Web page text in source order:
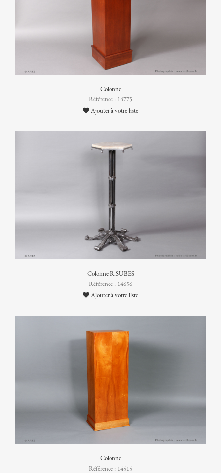
Colonne
Référence : 14775
Ajouter à votre liste
Colonne R.SUBES
Référence : 14656
Ajouter à votre liste
Colonne
Référence : 14515